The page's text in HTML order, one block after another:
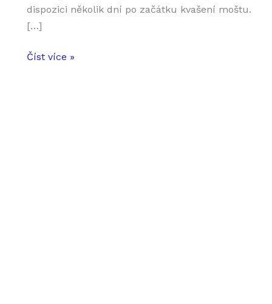
dispozici několik dní po začátku kvašení moštu.
[…]
Burčák
Číst více »